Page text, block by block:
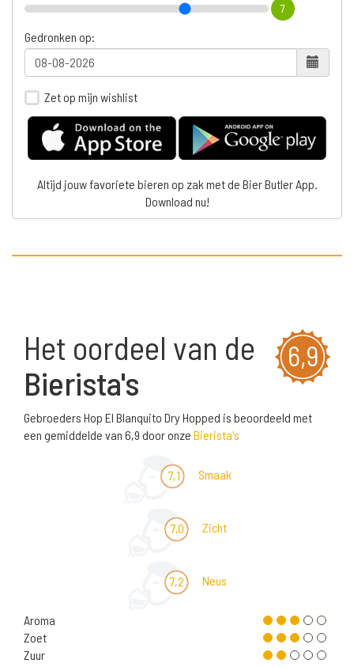
7
Gedronken op:
Zet op mijn wishlist
Altijd jouw favoriete bieren op zak met de Bier Butler App.
Download nu!
6,9
Het oordeel van de
Bierista's
Gebroeders Hop El Blanquito Dry Hopped is beoordeeld met
een gemiddelde van 6,9 door onze Bierista's
7,1 Smaak
7,0 Zicht
7,2 Neus
Aroma
Zoet
Zuur